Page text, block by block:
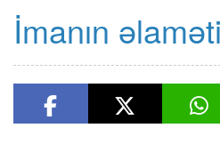
İmanın əlaməti